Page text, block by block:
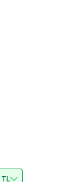
TL